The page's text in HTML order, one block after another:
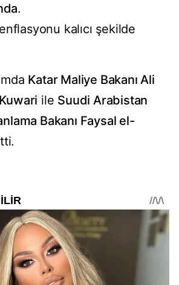
.
kalıcı şekilde
Katar Maliye Bakanı Ali
ile Suudi Arabistan
Bakanı Faysal el-